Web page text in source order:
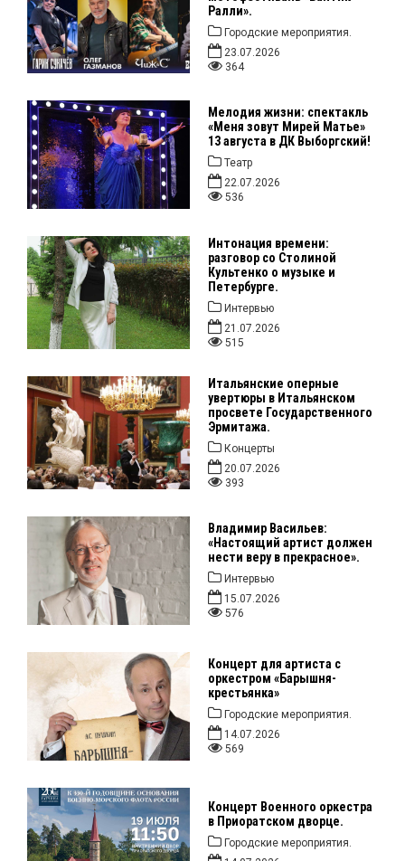
Ралли».
Городские мероприятия.
23.07.2026
364
Мелодия жизни: спектакль
«Меня зовут Мирей Матье»
13 августа в ДК Выборгский!
Театр
22.07.2026
536
Интонация времени:
разговор со Столиной
Культенко о музыке и
Петербурге.
Интервью
21.07.2026
515
Итальянские оперные
увертюры в Итальянском
просвете Государственного
Эрмитажа.
Концерты
20.07.2026
393
Владимир Васильев:
«Настоящий артист должен
нести веру в прекрасное».
Интервью
15.07.2026
576
Концерт для артиста с
оркестром «Барышня-
крестьянка»
Городские мероприятия.
14.07.2026
569
Концерт Военного оркестра
в Приоратском дворце.
Городские мероприятия.